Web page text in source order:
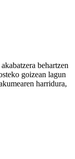
behartzen
goizean lagun
harridura,